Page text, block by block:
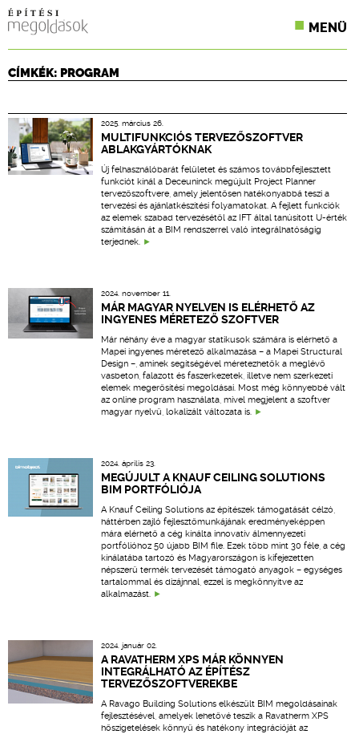
MENÜ
CPR TERMÉKKIÍRÁS
ÉPÍTÉSI JOG
ONLINE KÉPZÉSEK
TERVEZÉSI SEGÉDLETEK
CÍMKÉK: PROGRAM
2025. március 26.
MULTIFUNKCIÓS TERVEZŐSZOFTVER
ABLAKGYÁRTÓKNAK
Új felhasználóbarát felületet és számos továbbfejlesztett
funkciót kínál a Deceuninck megújult Project Planner
tervezőszoftvere, amely jelentősen hatékonyabbá teszi a
tervezési és ajánlatkészítési folyamatokat. A fejlett funkciók
az elemek szabad tervezésétől az IFT által tanúsított U-érték
számításán át a BIM rendszerrel való integrálhatóságig
terjednek.
2024. november 11.
MÁR MAGYAR NYELVEN IS ELÉRHETŐ AZ
INGYENES MÉRETEZŐ SZOFTVER
Már néhány éve a magyar statikusok számára is elérhető a
Mapei ingyenes méretező alkalmazása – a Mapei Structural
Design –, aminek segítségével méretezhetők a meglévő
vasbeton, falazott és faszerkezetek, illetve nem szerkezeti
elemek megerősítési megoldásai. Most még könnyebbé vált
az online program használata, mivel megjelent a szoftver
magyar nyelvű, lokalizált változata is.
2024. április 23.
MEGÚJULT A KNAUF CEILING SOLUTIONS
BIM PORTFÓLIÓJA
A Knauf Ceiling Solutions az építészek támogatását célzó,
háttérben zajló fejlesztőmunkájának eredményeképpen
mára elérhető a cég kínálta innovatív álmennyezeti
portfólióhoz 50 újabb BIM file. Ezek több mint 30 féle, a cég
kínálatába tartozó és Magyarországon is kifejezetten
népszerű termék tervezését támogató anyagok – egységes
tartalommal és dizájnnal, ezzel is megkönnyítve az
alkalmazást.
2024. január 02.
A RAVATHERM XPS MÁR KÖNNYEN
INTEGRÁLHATÓ AZ ÉPÍTÉSZ
TERVEZŐSZOFTVEREKBE
A Ravago Building Solutions elkészült BIM megoldásainak
fejlesztésével, amelyek lehetővé teszik a Ravatherm XPS
hőszigetelések könnyű és hatékony integrációját az